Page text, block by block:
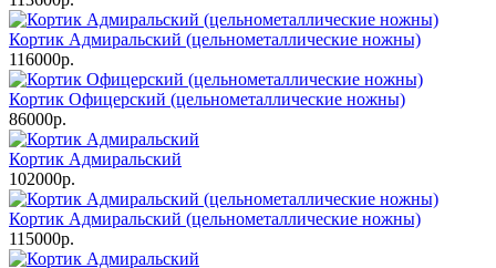
Кортик Адмиральский (цельнометаллические ножны)
116000р.
Кортик Офицерский (цельнометаллические ножны)
86000р.
Кортик Адмиральский
102000р.
Кортик Адмиральский (цельнометаллические ножны)
115000р.